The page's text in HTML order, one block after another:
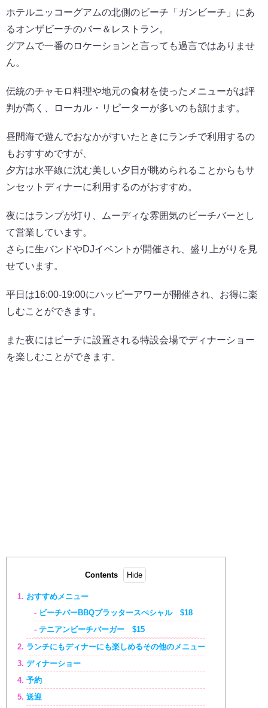
ホテルニッコーグアムの北側のビーチ「ガンビーチ」にあ
るオンザビーチのバー＆レストラン。
グアムで一番のロケーションと言っても過言ではありませ
ん。
伝統のチャモロ料理や地元の食材を使ったメニューがは評
判が高く、ローカル・リピーターが多いのも頷けます。
昼間海で遊んでおなかがすいたときにランチで利用するの
もおすすめですが、
夕方は水平線に沈む美しい夕日が眺められることからもサ
ンセットディナーに利用するのがおすすめ。
夜にはランプが灯り、ムーディな雰囲気のビーチバーとし
て営業しています。
さらに生バンドやDJイベントが開催され、盛り上がりを見
せています。
平日は16:00-19:00にハッピーアワーが開催され、お得に楽
しむことができます。
また夜にはビーチに設置される特設会場でディナーショー
を楽しむことができます。
Contents
おすすめメニュー
ビーチバーBBQプラッタースぺシャル $18
テニアンビーチバーガー $15
ランチにもディナーにも楽しめるその他のメニュー
ディナーショー
予約
送迎